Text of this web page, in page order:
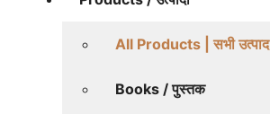
All Products | सभी उत्पाद
Books / पुस्तक